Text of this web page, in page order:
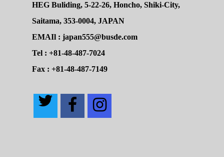
HEG Buliding, 5-22-26, Honcho, Shiki-City,
Saitama, 353-0004, JAPAN
EMAIl : japan555@busde.com
Tel : +81-48-487-7024
Fax : +81-48-487-7149